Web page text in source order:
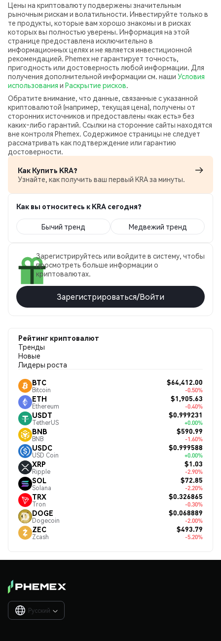
Цены на криптовалюту подвержены значительным
рыночным рискам и волатильности. Инвестируйте только в
те продукты, которые вам хорошо знакомы и в рисках
которых вы полностью уверены. Информация на этой
странице предоставлена исключительно в
информационных целях и не является инвестиционной
рекомендацией. Phemex не гарантирует точность,
пригодность или достоверность любой информации. Для
получения дополнительной информации см. наши Условия
использования и Раскрытие рисков.
Обратите внимание, что данные, связанные с указанной
криптовалютой (например, текущая цена), получены от
сторонних источников и предоставлены «как есть» без
каких‑либо гарантий. Ссылки на сторонние сайты находятся
вне контроля Phemex. Содержимое страницы не следует
рассматривать как подтверждение или гарантию
достоверности.
Как Купить KRA?
Узнайте, как получить ваш первый KRA за минуты.
Как вы относитесь к KRA сегодня?
Бычий тренд Медвежий тренд
Зарегистрируйтесь или войдите в систему, чтобы
просмотреть больше информации о
криптовалютах.
Зарегистрироваться/Войти
Рейтинг криптовалют
Тренды
Новые
Лидеры роста
BTC
Bitcoin
$64,412.00
-0.50%
ETH
Ethereum
$1,905.63
-0.40%
USDT
TetherUS
$0.999231
+0.00%
BNB
BNB
$590.99
-1.60%
USDC
USD Coin
$0.999588
+0.00%
XRP
Ripple
$1.03
-2.90%
SOL
Solana
$72.85
-2.20%
TRX
Tron
$0.326865
-0.30%
DOGE
Dogecoin
$0.068889
-2.00%
ZEC
Zcash
$493.79
-5.20%
Русский 